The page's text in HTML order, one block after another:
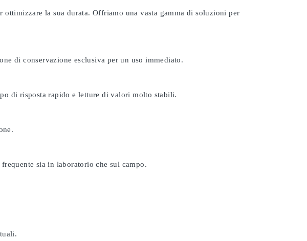
la sua durata. Offriamo una vasta gamma di soluzioni per
di conservazione esclusiva per un uso immediato.
di risposta rapido e letture di valori molto stabili.
sia in laboratorio che sul campo.